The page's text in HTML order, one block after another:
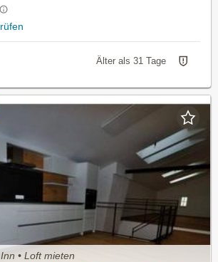
Älter als 31 Tage
• Loft mieten